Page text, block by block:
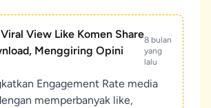
View Like Komen Share
Menggiring Opini
8 bulan
yang
lalu
Engagement Rate media
memperbanyak like,